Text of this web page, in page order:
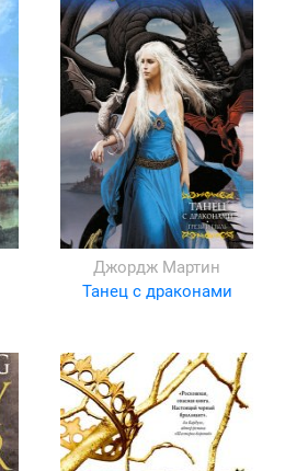
Джордж Мартин
Танец с драконами